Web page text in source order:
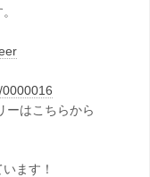
ーはこちらから
ます！